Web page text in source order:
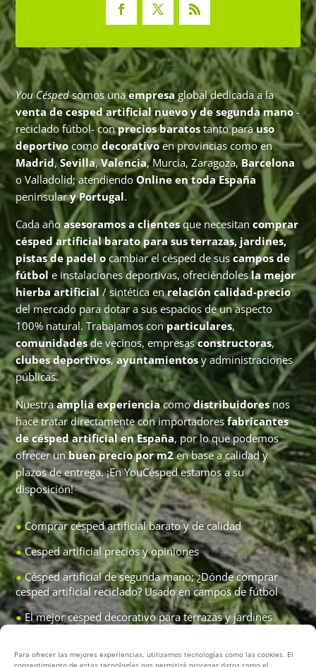
Para ofrecer las mejores experiencias, utilizamos tecnologías como las cookies. El
consentimiento de estas tecnologías nos permitirá procesar datos como el
You Céspedsomos unaempresaglobal dedicada a la
venta de cesped artificial nuevo y de segunda mano-
reciclado fútbol- conprecios baratostanto parauso
deportivo comodecorativoen provincias como en
Madrid,Sevilla,Valencia, Murcia, Zaragoza,Barcelona
o Valladolid; atendiendoOnline en toda España
peninsulary Portugal.
Cada añoasesoramos a clientesque necesitancomprar
césped artificial barato para sus terrazas, jardines,
pistas de padel ocambiar el césped de suscampos de
fútbol e instalaciones deportivas, ofreciéndolesla mejor
hierba artificial/ sintética enrelación calidad-precio
del mercado para dotar a sus espacios de un aspecto
100% natural. Trabajamos conparticulares,
comunidadesde vecinos, empresasconstructoras,
clubes deportivos,ayuntamientosy administraciones
públicas.
Nuestraamplia experienciacomodistribuidoresnos
hace tratar directamente con importadoresfabricantes
de césped artificial en España, por lo que podemos
ofrecer unbuen precio por m2en base a calidad y
plazos de entrega. ¡En YouCésped estamos a su
disposición!
● Comprar césped artificial baratoy de calidad
●Cesped artificial precios y opiniones
●Césped artificial de segunda mano;¿Dónde comprar
cesped artificial reciclado?Usado en campos de fútbol
● El mejor cesped decorativo para terrazas y jardines
(servicio integral)